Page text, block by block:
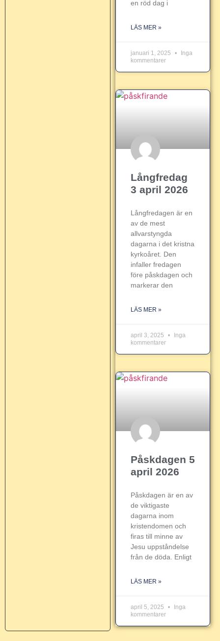
en röd dag i
LÄS MER »
januari 1, 2025
Inga
kommentarer
Långfredag
3 april 2026
Långfredagen är en
av de mest
allvarstyngda
dagarna i det kristna
kyrkoåret. Den
infaller fredagen
före påskdagen och
markerar den
LÄS MER »
april 3, 2025
Inga
kommentarer
Påskdagen 5
april 2026
Påskdagen är en av
de viktigaste
dagarna inom
kristendomen och
firas till minne av
Jesu uppståndelse
från de döda. Enligt
LÄS MER »
april 5, 2025
Inga
kommentarer